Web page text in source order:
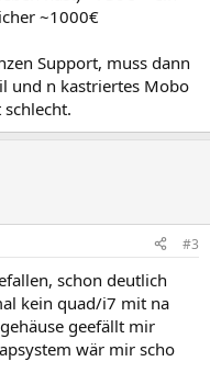
~1000€
Support, muss dann
und n kastriertes Mobo
#3
schon deutlich
kein quad/i7 mit na
geefällt mir
wär mir scho